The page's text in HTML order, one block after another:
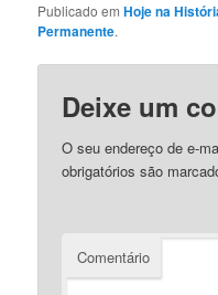
Publicado emHoje na
Permanente.
Deixe um
O seu endereço de e-
obrigatórios são
Comentário